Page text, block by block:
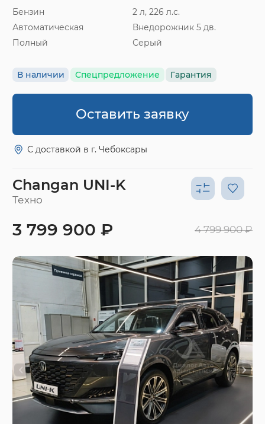
Бензин
2 л, 226 л.с.
Автоматическая
Внедорожник 5 дв.
Полный
Серый
В наличии Спецпредложение Гарантия
Оставить заявку
С доставкой в г. Чебоксары
Changan UNI-K
Техно
3 799 900 ₽ 4 799 900 ₽